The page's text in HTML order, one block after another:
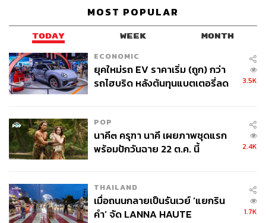
สิ่งนี้ยิ่งทำให้ประเด็นลุกลาม เพราะแทนที่จะเป็นการรับผิด
ชอบอย่างจริงใจ กลับกลายเป็นการเบี่ยงประเด็นจากแก่นแท้
ของเรื่อง นั่นคือผู้ดำรงตำแหน่งสาธารณะใช้ภาษาที่เหยียด
เชื้อชาติใส่นักฟุตบอลคนหนึ่งหลังเกมฟุตบอลโลก
หว่างเอ็มบัปเป้กับวุฒิสมาชิกคนหนึ่ง แต่มันคือบททดสอบของ
ฟุตบอลโลก 2026 ว่าในทัวร์นาเมนต์ที่ยิ่งใหญ่ที่สุดของโลก
กีฬานี้จะปกป้องนักเตะจากการเหยียดผิวได้จริงหรือไม่
เอ็มบัปเป้ทำประตูพาฝรั่งเศสเข้ารอบ แต่สิ่งที่เขากำลังต่อสู้
นอกสนามใหญ่กว่าผลการแข่งขันหนึ่งเกมมาก เพราะมันคือ
การต่อสู้เพื่อสิทธิที่จะเป็นตัวเอง
MOST POPULAR
TODAY WEEK MONTH
ECONOMIC
ยุคใหม่รถ EV ราคาเริ่ม (ถูก) กว่า
รถไฮบริด หลังต้นทุนแบตเตอรี่ลด
3.5K
POP
นาคี๓ ครุฑา นาคี เผยภาพชุดแรก
พร้อมปักวันฉาย 22 ต.ค. นี้
2.4K
THAILAND
เมื่อถนนกลายเป็นรันเวย์ ‘แยกริน
คำ’ จัด LANNA HAUTE
1.7K